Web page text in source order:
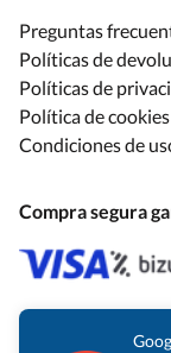
Preguntas
Políticas de
Políticas de
Política de cookies
Condiciones de
Compra segura